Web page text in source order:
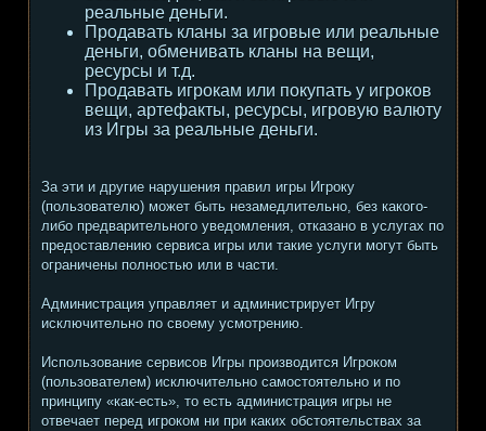
реальные деньги.
Продавать кланы за игровые или реальные
деньги, обменивать кланы на вещи,
ресурсы и т.д.
Продавать игрокам или покупать у игроков
вещи, артефакты, ресурсы, игровую валюту
из Игры за реальные деньги.
За эти и другие нарушения правил игры Игроку
(пользователю) может быть незамедлительно, без какого-
либо предварительного уведомления, отказано в услугах по
предоставлению сервиса игры или такие услуги могут быть
ограничены полностью или в части.
Администрация управляет и администрирует Игру
исключительно по своему усмотрению.
Использование сервисов Игры производится Игроком
(пользователем) исключительно самостоятельно и по
принципу «как-есть», то есть администрация игры не
отвечает перед игроком ни при каких обстоятельствах за